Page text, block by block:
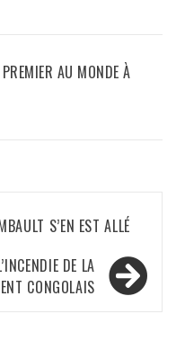
AU MONDE À
S’EN EST ALLÉ
DE LA
CONGOLAIS